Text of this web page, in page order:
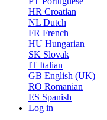
HR Croatian
NL Dutch
FR French
HU Hungarian
SK Slovak
IT Italian
GB English (UK)
RO Romanian
ES Spanish
Log in